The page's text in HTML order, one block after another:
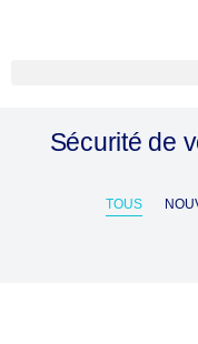
Sécurité de
TOUS